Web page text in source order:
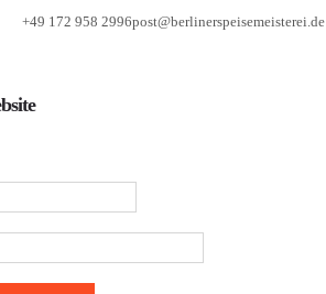
+49 172 958 2996post@berlinerspeisemeisterei.de